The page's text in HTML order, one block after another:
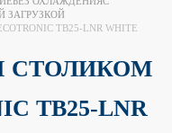
ЗАГРУЗКОЙ
TB25-LNR WHITE
СТОЛИКОМ
TB25-LNR